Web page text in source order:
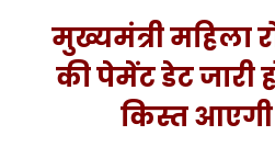
मुख्यमंत्री महिला
की पेमेंट डेट जारी
किस्त